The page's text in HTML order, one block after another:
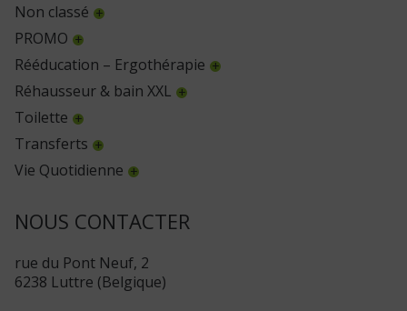
Non classé
PROMO
Rééducation – Ergothérapie
Réhausseur & bain XXL
Toilette
Transferts
Vie Quotidienne
NOUS CONTACTER
rue du Pont Neuf, 2
6238 Luttre (Belgique)